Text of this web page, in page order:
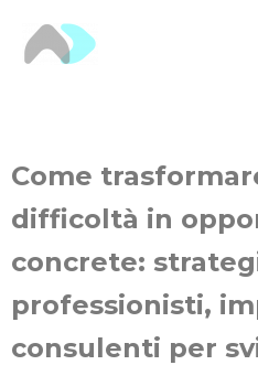
Come
difficoltà in
concrete:
professionisti,
consulenti per